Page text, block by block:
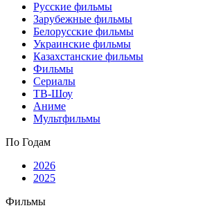
Русские фильмы
Зарубежные фильмы
Белорусские фильмы
Украинские фильмы
Казахстанские фильмы
Фильмы
Сериалы
ТВ-Шоу
Аниме
Мультфильмы
По Годам
2026
2025
Фильмы